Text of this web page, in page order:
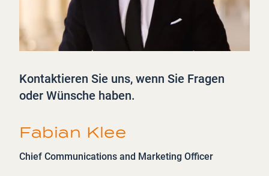
Kontaktieren Sie uns, wenn Sie Fragen
oder Wünsche haben.
Fabian Klee
Chief Communications and Marketing Officer